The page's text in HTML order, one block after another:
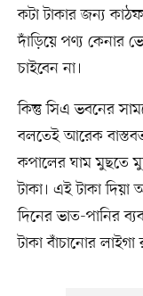
কটা টাকার জন্য
দাঁড়িয়ে পণ্য কেনার
চাইবেন না।
কিন্তু সিএ ভবনের
বলতেই আরেক
কপালের ঘাম মুছতে
টাকা। এই টাকা
দিনের ভাত-পানির
টাকা বাঁচানোর